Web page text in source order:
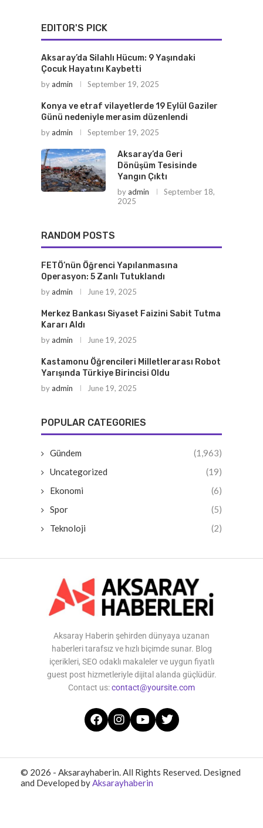
EDITOR'S PICK
Aksaray’da Silahlı Hücum: 9 Yaşındaki
Çocuk Hayatını Kaybetti
byadmin September 19, 2025
Konya ve etraf vilayetlerde 19 Eylül Gaziler
Günü nedeniyle merasim düzenlendi
byadmin September 19, 2025
Aksaray’da Geri
Dönüşüm Tesisinde
Yangın Çıktı
byadmin
September 18,
2025
RANDOM POSTS
FETÖ’nün Öğrenci Yapılanmasına
Operasyon: 5 Zanlı Tutuklandı
byadmin June 19, 2025
Merkez Bankası Siyaset Faizini Sabit Tutma
Kararı Aldı
byadmin June 19, 2025
Kastamonu Öğrencileri Milletlerarası Robot
Yarışında Türkiye Birincisi Oldu
byadmin June 19, 2025
POPULAR CATEGORIES
Gündem
(1,963)
Uncategorized
(19)
Ekonomi
(6)
Spor
(5)
Teknoloji
(2)
Aksaray Haberin şehirden dünyaya uzanan
haberleri tarafsız ve hızlı biçimde sunar. Blog
içerikleri, SEO odaklı makaleler ve uygun fiyatlı
guest post hizmetleriyle dijital alanda güçlüdür.
Contact us:contact@yoursite.com
© 2026 - Aksarayhaberin. All Rights Reserved. Designed
and Developed byAksarayhaberin